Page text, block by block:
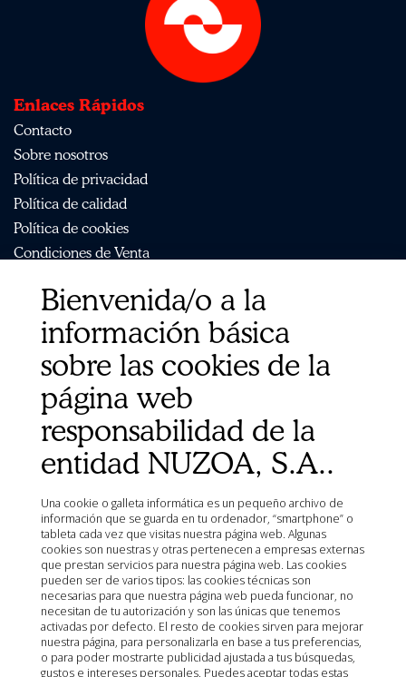
Enlaces Rápidos
Contacto
Sobre nosotros
Política de privacidad
Política de calidad
Política de cookies
Condiciones de Venta
Mapa del sitio
Organismos
Ambiente (MAPA)
Sanitarios (AEMPS)
veterinarios CIMAVET
Bienvenida/o a la
información básica
sobre las cookies de la
página web
responsabilidad de la
entidad NUZOA, S.A..
Una cookie o galleta informática es un pequeño archivo de
información que se guarda en tu ordenador, “smartphone” o
tableta cada vez que visitas nuestra página web. Algunas
cookies son nuestras y otras pertenecen a empresas externas
que prestan servicios para nuestra página web. Las cookies
pueden ser de varios tipos: las cookies técnicas son
necesarias para que nuestra página web pueda funcionar, no
necesitan de tu autorización y son las únicas que tenemos
activadas por defecto. El resto de cookies sirven para mejorar
nuestra página, para personalizarla en base a tus preferencias,
o para poder mostrarte publicidad ajustada a tus búsquedas,
gustos e intereses personales. Puedes aceptar todas estas